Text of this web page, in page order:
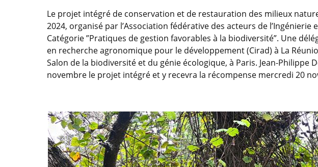
Le projet intégré de conservation et de restauration des milieux
2024, organisé par l’Association fédérative des acteurs de l’Ingénierie
Catégorie ”Pratiques de gestion favorables à la biodiversité”. Une
en recherche agronomique pour le développement (Cirad) à La
Salon de la biodiversité et du génie écologique, à Paris. Jean-
novembre le projet intégré et y recevra la récompense mercredi 20